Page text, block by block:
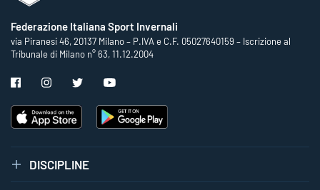
Federazione Italiana Sport Invernali
via Piranesi 46, 20137 Milano – P.IVA e C.F. 05027640159 – Iscrizione al
Tribunale di Milano n° 63, 11.12.2004
DISCIPLINE